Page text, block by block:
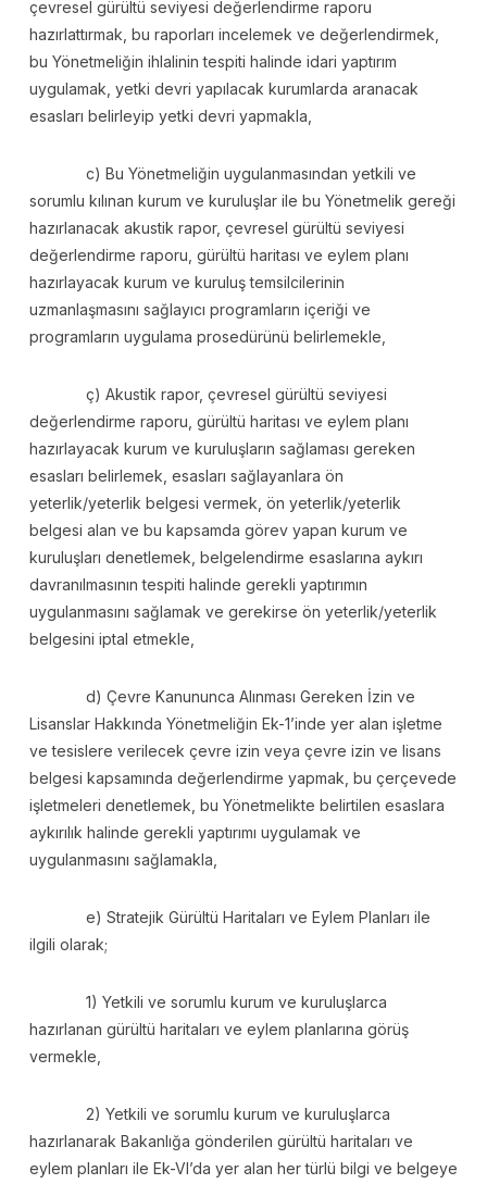
çevresel gürültü seviyesi değerlendirme raporu
hazırlattırmak, bu raporları incelemek ve değerlendirmek,
bu Yönetmeliğin ihlalinin tespiti halinde idari yaptırım
uygulamak, yetki devri yapılacak kurumlarda aranacak
esasları belirleyip yetki devri yapmakla,
c) Bu Yönetmeliğin uygulanmasından yetkili ve
sorumlu kılınan kurum ve kuruluşlar ile bu Yönetmelik gereği
hazırlanacak akustik rapor, çevresel gürültü seviyesi
değerlendirme raporu, gürültü haritası ve eylem planı
hazırlayacak kurum ve kuruluş temsilcilerinin
uzmanlaşmasını sağlayıcı programların içeriği ve
programların uygulama prosedürünü belirlemekle,
ç) Akustik rapor, çevresel gürültü seviyesi
değerlendirme raporu, gürültü haritası ve eylem planı
hazırlayacak kurum ve kuruluşların sağlaması gereken
esasları belirlemek, esasları sağlayanlara ön
yeterlik/yeterlik belgesi vermek, ön yeterlik/yeterlik
belgesi alan ve bu kapsamda görev yapan kurum ve
kuruluşları denetlemek, belgelendirme esaslarına aykırı
davranılmasının tespiti halinde gerekli yaptırımın
uygulanmasını sağlamak ve gerekirse ön yeterlik/yeterlik
belgesini iptal etmekle,
d) Çevre Kanununca Alınması Gereken İzin ve
Lisanslar Hakkında Yönetmeliğin Ek-1’inde yer alan işletme
ve tesislere verilecek çevre izin veya çevre izin ve lisans
belgesi kapsamında değerlendirme yapmak, bu çerçevede
işletmeleri denetlemek, bu Yönetmelikte belirtilen esaslara
aykırılık halinde gerekli yaptırımı uygulamak ve
uygulanmasını sağlamakla,
e) Stratejik Gürültü Haritaları ve Eylem Planları ile
ilgili olarak;
1) Yetkili ve sorumlu kurum ve kuruluşlarca
hazırlanan gürültü haritaları ve eylem planlarına görüş
vermekle,
2) Yetkili ve sorumlu kurum ve kuruluşlarca
hazırlanarak Bakanlığa gönderilen gürültü haritaları ve
eylem planları ile Ek-VI’da yer alan her türlü bilgi ve belgeye